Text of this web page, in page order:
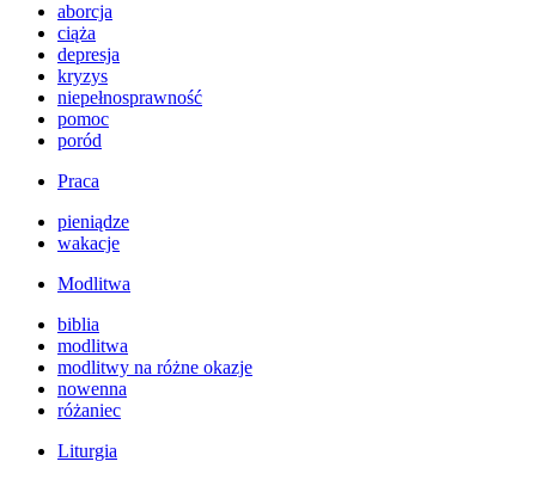
aborcja
ciąża
depresja
kryzys
niepełnosprawność
pomoc
poród
Praca
pieniądze
wakacje
Modlitwa
biblia
modlitwa
modlitwy na różne okazje
nowenna
różaniec
Liturgia